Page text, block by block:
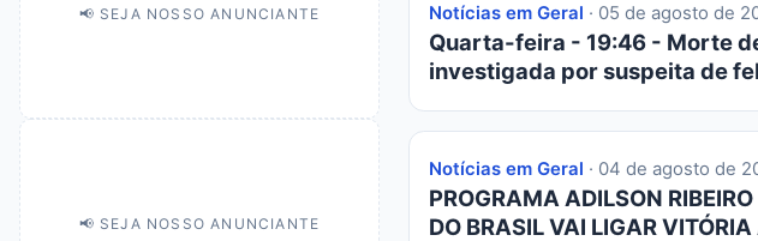
📢 SEJA NOSSO ANUNCIANTE
📢 SEJA NOSSO ANUNCIANTE
Notícias em Geral · 05 de agosto de
Quarta-feira - 19:46 - Morte
investigada por suspeita de
Notícias em Geral · 04 de agosto de
PROGRAMA ADILSON
DO BRASIL VAI LIGAR